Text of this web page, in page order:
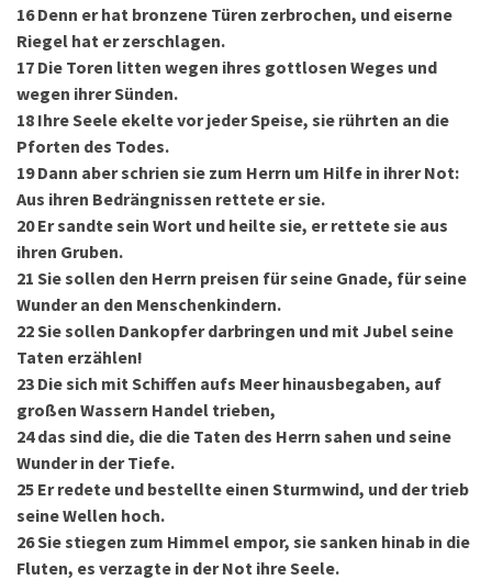
16 Denn er hat bronzene Türen zerbrochen, und eiserne
Riegel hat er zerschlagen.
17 Die Toren litten wegen ihres gottlosen Weges und
wegen ihrer Sünden.
18 Ihre Seele ekelte vor jeder Speise, sie rührten an die
Pforten des Todes.
19 Dann aber schrien sie zum Herrn um Hilfe in ihrer Not:
Aus ihren Bedrängnissen rettete er sie.
20 Er sandte sein Wort und heilte sie, er rettete sie aus
ihren Gruben.
21 Sie sollen den Herrn preisen für seine Gnade, für seine
Wunder an den Menschenkindern.
22Sie sollen Dankopfer darbringen und mit Jubel seine
Taten erzählen!
23 Die sich mit Schiffen aufs Meer hinausbegaben, auf
großen Wassern Handel trieben,
24 das sind die, die die Taten des Herrn sahen und seine
Wunder in der Tiefe.
25 Er redete und bestellte einen Sturmwind, und der trieb
seine Wellen hoch.
26Sie stiegen zum Himmel empor, sie sanken hinab in die
Fluten, es verzagte in der Not ihre Seele.